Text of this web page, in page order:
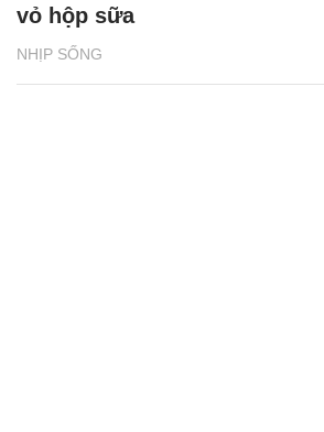
NHỊP SỐNG
vỏ hộp sữa